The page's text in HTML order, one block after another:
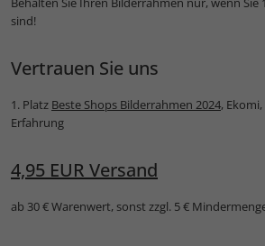
sind!
Vertrauen Sie uns
1. Platz Beste Shops Bilderrahmen 2024, Ekomi,
Erfahrung
4,95 EUR Versand
ab 30 € Warenwert, sonst zzgl. 5 €